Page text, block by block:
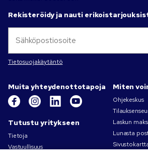
Rekisteröidy ja nauti
Tietosuojakäytäntö
Muita yhteydenottotapoja
Tutustu yritykseen
Tietoja
Vastuullisuus
Miten
Ohjekeskus
Laskun
Lunasta